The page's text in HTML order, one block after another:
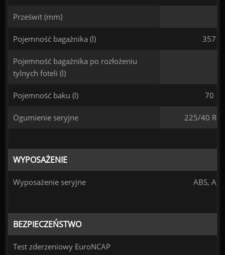
Prześwit (mm)
Pojemność bagażnika (l) 357
Pojemność bagażnika po rozłożeniu
tylnych foteli (l)
Pojemność baku (l) 70
Ogumienie seryjne 225/40 R
WYPOSAŻENIE
Wyposażenie seryjne ABS, ASR
BEZPIECZEŃSTWO
Test zderzeniowy EuroNCAP